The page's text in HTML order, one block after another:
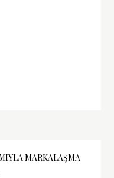
MARKALAŞMA